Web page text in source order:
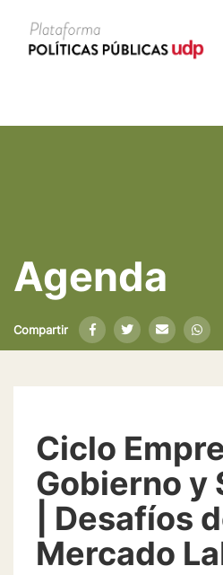
Agenda
Compartir
Ciclo
Gobierno y
| Desafíos
Mercado